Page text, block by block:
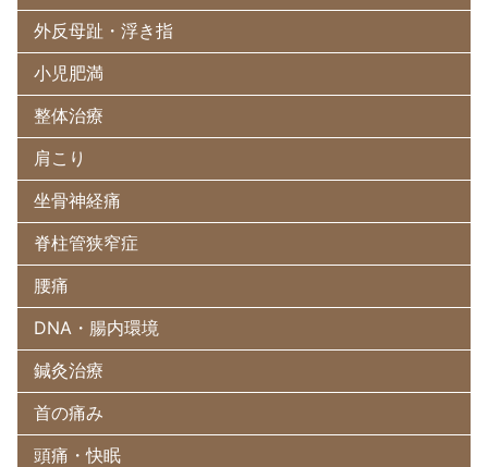
外反母趾・浮き指
小児肥満
整体治療
肩こり
坐骨神経痛
脊柱管狭窄症
腰痛
DNA・腸内環境
鍼灸治療
首の痛み
頭痛・快眠